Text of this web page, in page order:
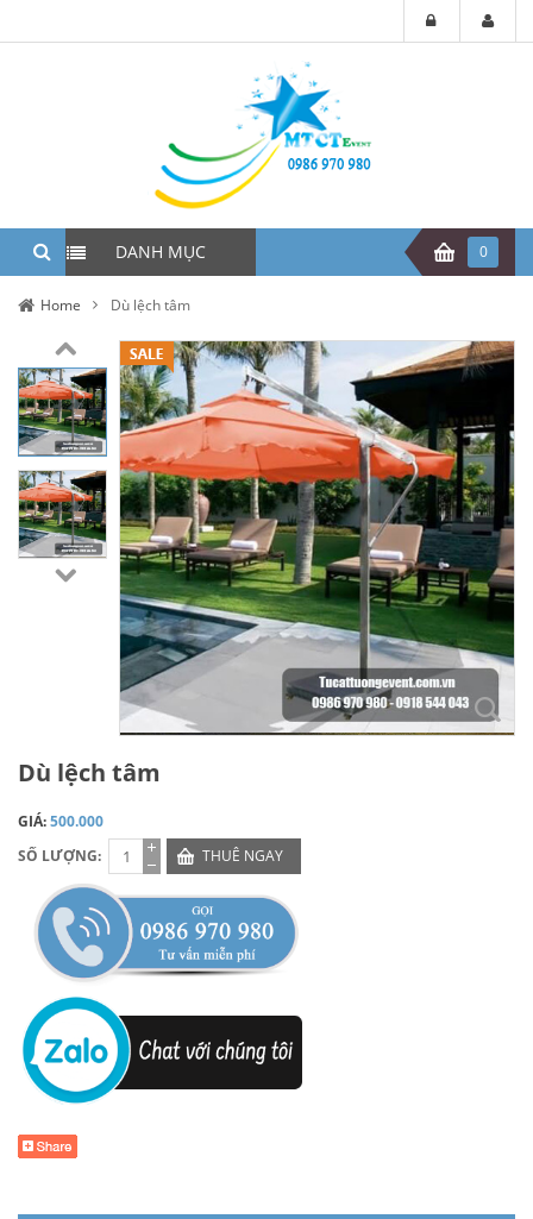
DANH MỤC 0
Home Dù lệch tâm
Dù lệch tâm
GIÁ:500.000
SỐ LƯỢNG:
THUÊ NGAY